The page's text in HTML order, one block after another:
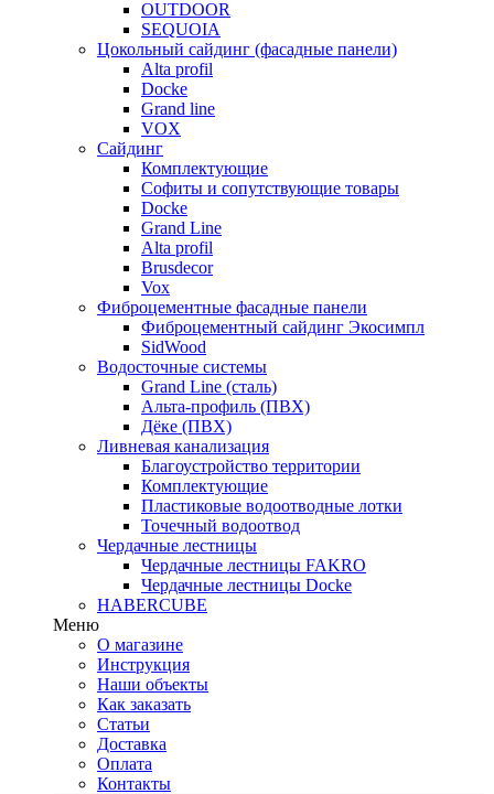
OUTDOOR
SEQUOIA
Цокольный сайдинг (фасадные панели)
Alta profil
Docke
Grand line
VOX
Сайдинг
Комплектующие
Софиты и сопутствующие товары
Docke
Grand Line
Alta profil
Brusdecor
Vox
Фиброцементные фасадные панели
Фиброцементный сайдинг Экосимпл
SidWood
Водосточные системы
Grand Line (сталь)
Альта-профиль (ПВХ)
Дёке (ПВХ)
Ливневая канализация
Благоустройство территории
Комплектующие
Пластиковые водоотводные лотки
Точечный водоотвод
Чердачные лестницы
Чердачные лестницы FAKRO
Чердачные лестницы Docke
HABERCUBE
Меню
О магазине
Инструкция
Наши объекты
Как заказать
Статьи
Доставка
Оплата
Контакты